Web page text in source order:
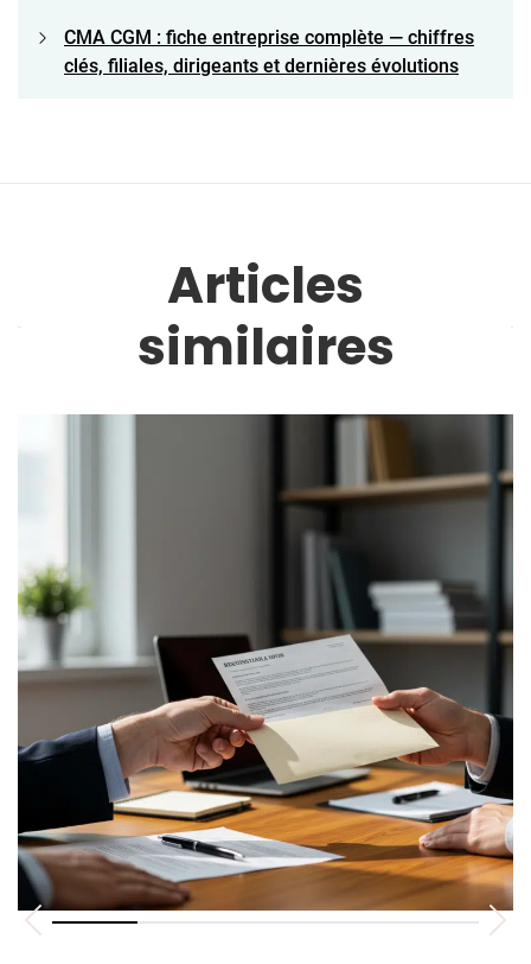
CMA CGM : fiche entreprise complète — chiffres
clés, filiales, dirigeants et dernières évolutions
Articles
similaires
Astuces et conseils
Lettre de démission remise en main
propre : le guide juridique complet pour
sécuriser la procédure